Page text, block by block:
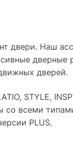
двери. Наш
дверные
дверей.
STYLE,
со всеми
PLUS.